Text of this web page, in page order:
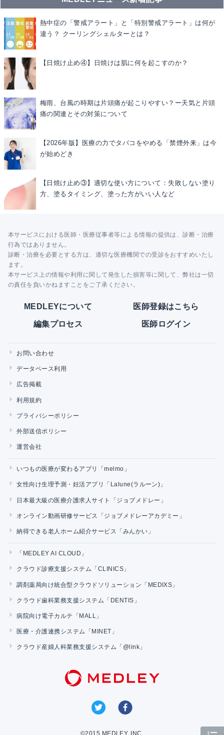
熱中症の「警戒アラート」と「特別警戒アラート」は何が
違う？ クーリングシェルターとは？
【日焼け止め④】日焼けは肌に何を起こすのか？
梅雨、台風の時期は片頭痛が起こりやすい？ー天気と片頭
痛の関連とその対策について
【2026年版】医療の力でタバコをやめる「禁煙外来」は今
が始めどき
【日焼け止め③】適切な使い方について：失敗しない塗り
方、塗るタイミング、塗った方がいい人など
本サービスにおける医師・医療従事者等による情報の提供は、診断・治療
行為ではありません。
診断・治療を必要とする方は、適切な医療機関での受診をおすすめいたし
ます。
本サービス上の情報や利用に関して発生した損害等に関して、弊社は一切
の責任を負いかねますことをご了承ください。
MEDLEYについて 医師登録はこちら
編集プロセス 医師ログイン
お問い合わせ
データベース利用
広告掲載
利用規約
プライバシーポリシー
外部送信ポリシー
運営会社
いつもの医療が変わるアプリ「melmo」
女性向け生理予測・妊活アプリ「Lalune(ラルーン)」
日本最大級の医療介護求人サイト「ジョブメドレー」
オンライン動画研修サービス「ジョブメドレーアカデミー」
納得できる老人ホーム紹介サービス「みんかい」
「MEDLEY AI CLOUD」
クラウド診療支援システム「CLINICS」
調剤薬局向け統合型クラウドソリューション「MEDIXS」
クラウド歯科業務支援システム「DENTIS」
病院向け電子カルテ「MALL」
医療・介護連携システム「MINET」
クラウド産婦人科業務支援システム「@link」